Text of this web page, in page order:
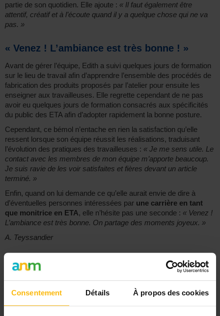
Consentement Détails À propos des cookies
partie de son quotidien. Elle ajoute : « Il faut également être
attentif, créatif et à l’écoute quand il y a quelque chose qui ne va
pas. »
« Venez ! L’ambiance est très bonne ! »
Avant de gérer l’équipe, Edith a suivi quelques jours de formation
sur le lieu de travail afin d’apprendre l’ensemble des procédés de
fabrication des produits proposés par l’atelier pour ensuite les
enseigner aux travailleuses. Elle regrette cependant de ne pas
avoir eu quelques jours de formation consacrés aux spécificités
du public des ETA afin d’adopter rapidement la bonne posture.
Cependant, ce bémol n’entache en rien la satisfaction qu’elle
ressent lorsque son équipe réussit les réalisations, traduisant
l’évolution des pratiques des travailleuses : « Je me sens utile. Le
contact avec les membres de mon équipe m’apporte beaucoup.
Je suis ravie de les voir satisfaites et fières devant un article
terminé. »
Enfin, quand on lui demande ce qu’elle aurait envie de dire à
d’éventuelles personnes intéressées par une carrière en tant
que monitrice en ETA, elle n’hésite pas une seconde : « Venez !
L’ambiance est très bonne. On partage des moments joyeux. »
A. Teyssandier
Et pour aller plus loin :
– Entreprise de Travail Adapté : entre mission sociale et rentabilité
Moniteurs en entreprise de travail adapté : ils racontent leur
métier
– Moniteur d’atelier : "Un métier avec un contact humain fort,